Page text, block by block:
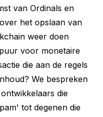
van Ordinals en
het opslaan van
weer doen
voor monetaire
die aan de regels
We bespreken
die
tot degenen die